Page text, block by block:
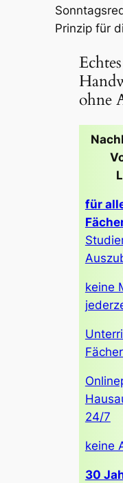
Prinzip für
ohne
für
keine
24/7
keine
30